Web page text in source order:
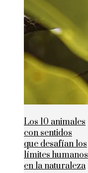
Los 10 animales
con sentidos
que desafían los
límites humanos
en la naturaleza